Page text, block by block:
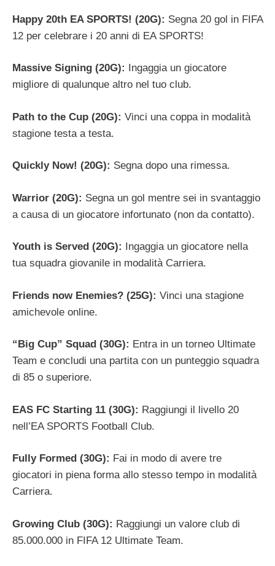
Happy 20th EA SPORTS! (20G): Segna 20 gol in FIFA
12 per celebrare i 20 anni di EA SPORTS!
Massive Signing (20G):
Ingaggia un giocatore
migliore di qualunque altro nel tuo club.
Path to the Cup (20G): Vinci una coppa in modalità
stagione testa a testa.
Quickly Now! (20G): Segna dopo una rimessa.
Warrior (20G): Segna un gol mentre sei in svantaggio
a causa di un giocatore infortunato (non da contatto).
Youth is Served (20G):
Ingaggia un giocatore nella
tua squadra giovanile in modalità Carriera.
Friends now Enemies? (25G): Vinci una stagione
amichevole online.
“Big Cup” Squad (30G): Entra in un torneo Ultimate
Team e concludi una partita con un punteggio squadra
di 85 o superiore.
EAS FC Starting 11 (30G): Raggiungi il livello 20
nell’EA SPORTS Football Club.
Fully Formed (30G): Fai in modo di avere tre
giocatori in piena forma allo stesso tempo in modalità
Carriera.
Growing Club (30G): Raggiungi un valore club di
85.000.000 in FIFA 12 Ultimate Team.